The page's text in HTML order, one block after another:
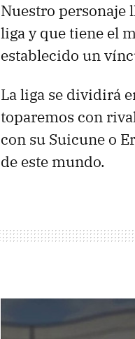
Nuestro personaje
liga y que tiene el
establecido un
La liga se dividirá
toparemos con
con su Suicune o
de este mundo.